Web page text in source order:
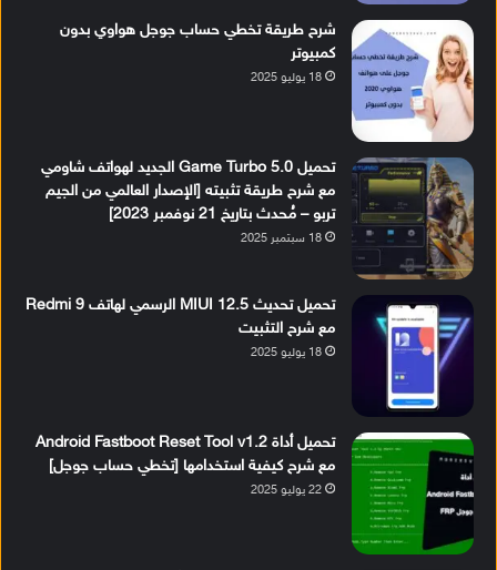
شرح طريقة تخطي حساب جوجل هواوي بدون
كمبيوتر
18 يوليو 2025
تحميل Game Turbo 5.0 الجديد لهواتف شاومي
مع شرح طريقة تثبيته [الإصدار العالمي من الجيم
تربو – مُحدث بتاريخ 21 نوفمبر 2023]
18 سبتمبر 2025
تحميل تحديث MIUI 12.5 الرسمي لهاتف Redmi 9
مع شرح التثبيت
18 يوليو 2025
تحميل أداة Android Fastboot Reset Tool v1.2
مع شرح كيفية استخدامها [تخطي حساب جوجل]
22 يوليو 2025